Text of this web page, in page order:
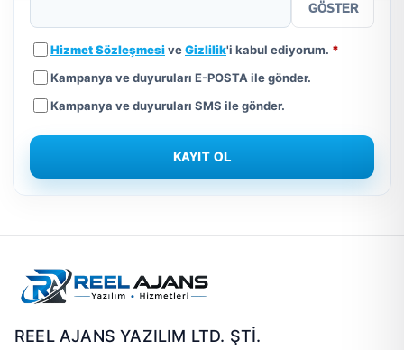
GÖSTER
Hizmet SözleşmesiveGizlilik'i kabul ediyorum. *
Kampanya ve duyuruları E-POSTA ile gönder.
Kampanya ve duyuruları SMS ile gönder.
KAYIT OL
REEL AJANS YAZILIM LTD. ŞTİ.